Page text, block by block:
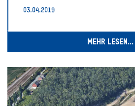
03.04.2019
MEHR LESEN...